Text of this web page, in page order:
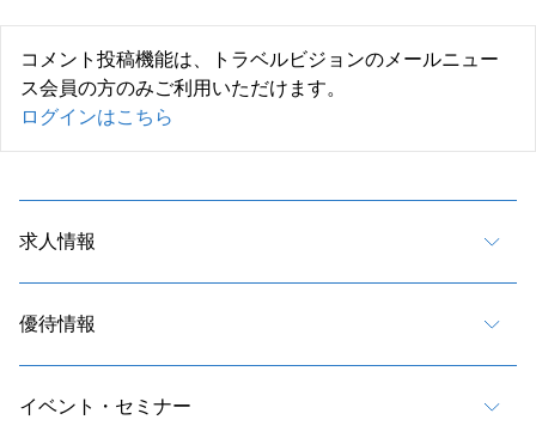
コメント投稿機能は、トラベルビジョンのメールニュー
ス会員の方のみご利用いただけます。
ログインはこちら
求人情報
優待情報
イベント・セミナー